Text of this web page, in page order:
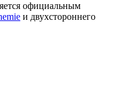
официальным
и двухстороннего